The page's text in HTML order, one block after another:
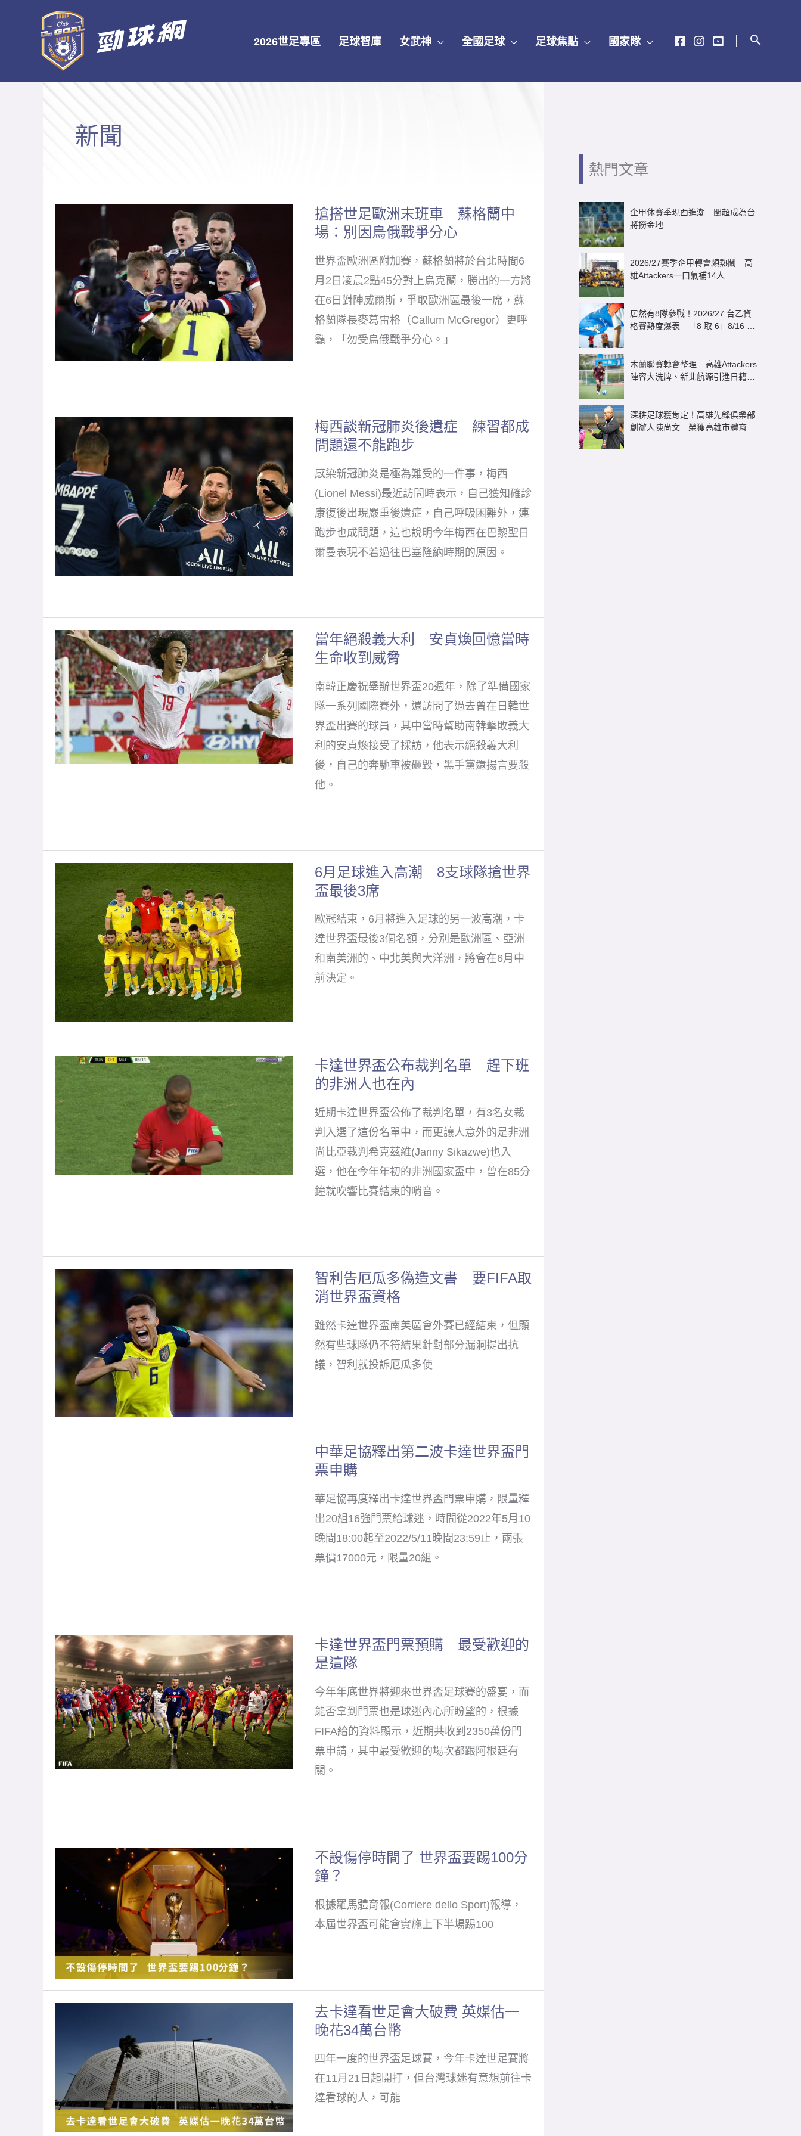
2026世足專區 足球智庫 女武神 全國足球 足球焦點 國家隊
新聞
搶搭世足歐洲末班車 蘇格蘭中
場：別因烏俄戰爭分心
世界盃歐洲區附加賽，蘇格蘭將於台北時間6
月2日凌晨2點45分對上烏克蘭，勝出的一方將
在6日對陣威爾斯，爭取歐洲區最後一席，蘇
格蘭隊長麥葛雷格（Callum McGregor）更呼
籲，「勿受烏俄戰爭分心。」
搶
搭
世
歐
洲
末
蘭
中
場：
別
因
烏
俄
梅西談新冠肺炎後遺症 練習都成
問題還不能跑步
感染新冠肺炎是極為難受的一件事，梅西
(Lionel Messi)最近訪問時表示，自己獲知確診
康復後出現嚴重後遺症，自己呼吸困難外，連
跑步也成問題，這也說明今年梅西在巴黎聖日
爾曼表現不若過往巴塞隆納時期的原因。
梅
西
談
冠
肺
炎
習
都
成
問
題
還
不
能
當年絕殺義大利 安貞煥回憶當時
生命收到威脅
南韓正慶祝舉辦世界盃20週年，除了準備國家
隊一系列國際賽外，還訪問了過去曾在日韓世
界盃出賽的球員，其中當時幫助南韓擊敗義大
利的安貞煥接受了採訪，他表示絕殺義大利
後，自己的奔馳車被砸毀，黑手黨還揚言要殺
他。
當
年
絕
殺
義
大
利
安
當
時
生
命
收
到
6月足球進入高潮 8支球隊搶世界
盃最後3席
歐冠結束，6月將進入足球的另一波高潮，卡
達世界盃最後3個名額，分別是歐洲區、亞洲
和南美洲的、中北美與大洋洲，將會在6月中
前決定。
6
月
足
球
進
入
球
隊
搶
世
界
盃
最
卡達世界盃公布裁判名單 趕下班
的非洲人也在內
近期卡達世界盃公佈了裁判名單，有3名女裁
判入選了這份名單中，而更讓人意外的是非洲
尚比亞裁判希克茲維(Janny Sikazwe)也入
選，他在今年年初的非洲國家盃中，曾在85分
鐘就吹響比賽結束的哨音。
卡
達
世
界
盃
公
布
趕
下
班
的
非
內
智利告厄瓜多偽造文書 要FIFA取
消世界盃資格
雖然卡達世界盃南美區會外賽已經結束，但顯
然有些球隊仍不符結果針對部分漏洞提出抗
議，智利就投訴厄瓜多使
智
利
告
厄
瓜
書
要
FIFA
取
消
世
中華足協釋出第二波卡達世界盃門
票申購
華足協再度釋出卡達世界盃門票申購，限量釋
出20組16強門票給球迷，時間從2022年5月10
晚間18:00起至2022/5/11晚間23:59止，兩張
票價17000元，限量20組。
中
華
足
協
釋
出
達
世
界
盃
門
票
申
卡達世界盃門票預購 最受歡迎的
是這隊
今年年底世界將迎來世界盃足球賽的盛宴，而
能否拿到門票也是球迷內心所盼望的，根據
FIFA給的資料顯示，近期共收到2350萬份門
票申請，其中最受歡迎的場次都跟阿根廷有
關。
卡
達
世
界
門
票
歡
迎
的
是
不設傷停時間了 世界盃要踢100分
鐘？
根據羅馬體育報(Corriere dello Sport)報導，
本屆世界盃可能會實施上下半場踢100
不
設
傷
停
界
盃
要
踢
100
去卡達看世足會大破費 英媒估一
晚花34萬台幣
四年一度的世界盃足球賽，今年卡達世足賽將
在11月21日起開打，但台灣球迷有意想前往卡
達看球的人，可能
去
卡
看
世
熱門文章
企甲休賽季現西進潮 閩超成為台
將撈金地
2026/27賽季企甲轉會頗熱鬧 高
雄Attackers一口氣補14人
居然有8隊參戰！2026/27 台乙資
格賽熱度爆表 「8 取 6」8/16 正
木蘭聯賽轉會整理 高雄Attackers
陣容大洗牌、新北航源引進日籍雙
深耕足球獲肯定！高雄先鋒俱樂部
創辦人陳尚文 榮獲高雄市體育有